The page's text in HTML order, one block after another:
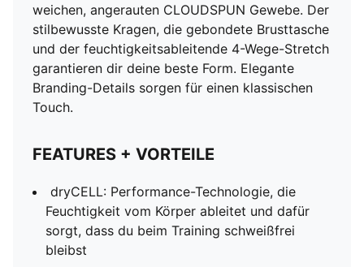
weichen, angerauten CLOUDSPUN Gewebe. Der
stilbewusste Kragen, die gebondete Brusttasche
und der feuchtigkeitsableitende 4-Wege-Stretch
garantieren dir deine beste Form. Elegante
Branding-Details sorgen für einen klassischen
Touch.
FEATURES + VORTEILE
dryCELL: Performance-Technologie, die
Feuchtigkeit vom Körper ableitet und dafür
sorgt, dass du beim Training schweißfrei
bleibst